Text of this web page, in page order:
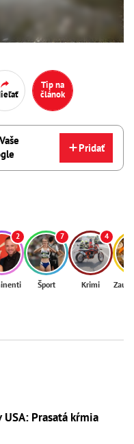
Tip na
článok
Pridať
2 7
Šport
4
Krimi
Prasatá kŕmia